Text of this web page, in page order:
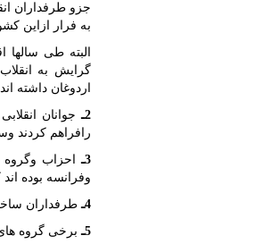
جزو طرفداران
به فرار ازاین
البته طی سالها
گرایش به
اردوغان داشته
2ـ
جوانان
رافراهم کردند
3ـ احزاب وگروه
وفرانسه بوده
4ـ طرفداران
5ـ برخی گروه